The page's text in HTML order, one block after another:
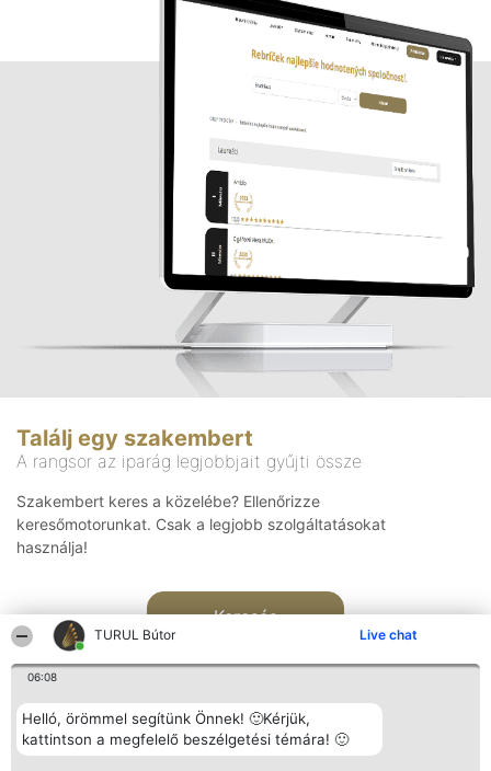
TURUL Bútor Live chat
06:08
Helló, örömmel segítünk Önnek! 🙂Kérjük,
kattintson a megfelelő beszélgetési témára! 🙂
Találj egy szakembert
A rangsor az iparág legjobbjait gyűjti össze
Szakembert keres a közelébe? Ellenőrizze
keresőmotorunkat. Csak a legjobb szolgáltatásokat
használja!
Keresés